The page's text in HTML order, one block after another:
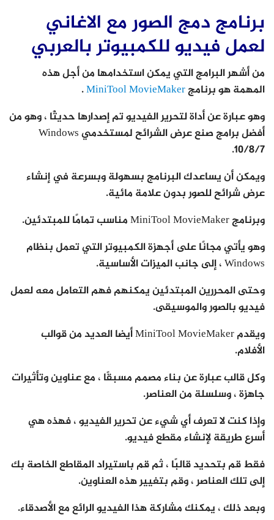
برنامج دمج الصور مع الاغاني
لعمل فيديو للكمبيوتر بالعربي
من أشهر البرامج التي يمكن استخدامها من أجل هذه
المهمة هو برنامجMiniTool MovieMaker
.
وهو عبارة عن أداة لتحرير الفيديو تم إصدارها حديثًا ، وهو من
أفضل برامج صنع عرض الشرائح لمستخدمي Windows
10/8/7.
ويمكن أن يساعدك البرنامج بسهولة وبسرعة في إنشاء
عرض شرائح للصور بدون علامة مائية.
وبرنامج MiniTool MovieMaker مناسب تمامًا للمبتدئين.
وهو يأتي مجانًا على أجهزة الكمبيوتر التي تعمل بنظام
Windows ، إلى جانب الميزات الأساسية.
وحتى المحررين المبتدئين يمكنهم فهم التعامل معه لعمل
فيديو بالصور والموسيقى.
ويقدم MiniTool MovieMaker أيضا العديد من قوالب
الأفلام.
وكل قالب عبارة عن بناء مصمم مسبقًا ، مع عناوين وتأثيرات
جاهزة ، وسلسلة من العناصر.
وإذا كنت لا تعرف أي شيء عن تحرير الفيديو ، فهذه هي
أسرع طريقة لإنشاء مقطع فيديو.
فقط قم بتحديد قالبًا ، ثم قم باستيراد المقاطع الخاصة بك
إلى تلك العناصر ، وقم بتغيير هذه العناوين.
وبعد ذلك ، يمكنك مشاركة هذا الفيديو الرائع مع الأصدقاء.